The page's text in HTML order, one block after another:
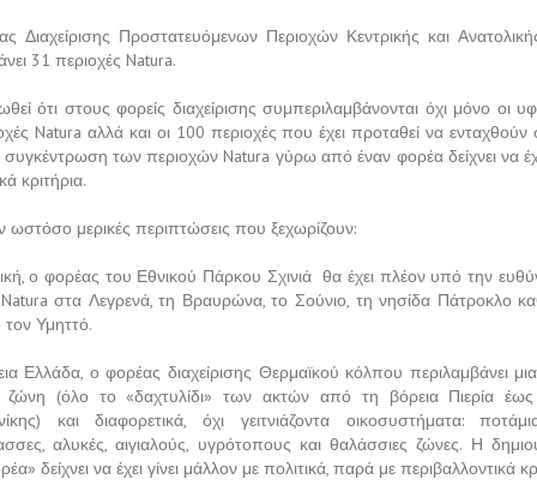
Διαχείρισης Προστατευόμενων Περιοχών Κεντρικής και
31 περιοχές Natura.
ότι στους φορείς διαχείρισης συμπεριλαμβάνονται όχι μόνο οι
Natura αλλά και οι 100 περιοχές που έχει προταθεί να ενταχθούν
των περιοχών Natura γύρω από έναν φορέα δείχνει να
κριτήρια.
μερικές περιπτώσεις που ξεχωρίζουν:
ο φορέας του Εθνικού Πάρκου Σχινιά θα έχει πλέον υπό την
Natura στα Λεγρενά, τη Βραυρώνα, το Σούνιο, τη νησίδα Πάτροκλο
Υμηττό.
Ελλάδα, ο φορέας διαχείρισης Θερμαϊκού κόλπου περιλαμβάνει
ζώνη (όλο το «δαχτυλίδι» των ακτών από τη βόρεια Πιερία
και διαφορετικά, όχι γειτνιάζοντα οικοσυστήματα:
αλυκές, αιγιαλούς, υγρότοπους και θαλάσσιες ζώνες. Η
δείχνει να έχει γίνει μάλλον με πολιτικά, παρά με περιβαλλοντικά